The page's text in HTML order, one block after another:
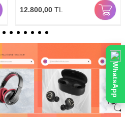
12.800,00TL
WhatsApp